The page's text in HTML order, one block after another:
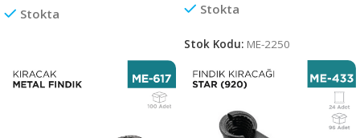
Stokta Stokta
Stok Kodu: ME-2250